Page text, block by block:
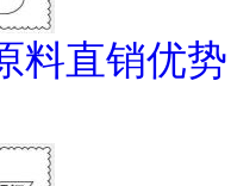
料直销优势